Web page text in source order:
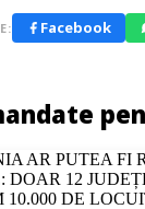
Facebook